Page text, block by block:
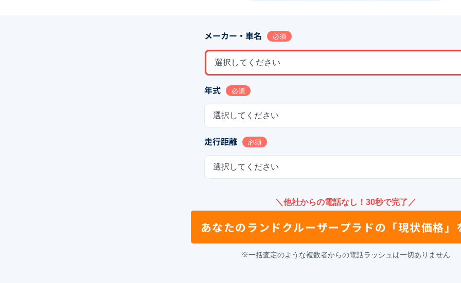
メーカー・車名 必須
選択してください
年式 必須
選択してください
走行距離 必須
選択してください
＼他社からの電話なし！30秒で完了／
あなたのランドクルーザープラドの 「現状価格
※一括査定のような複数者からの電話ラッシュは一切ありません